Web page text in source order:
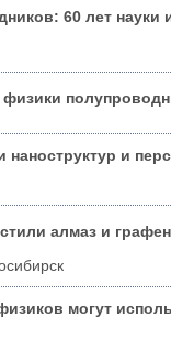
60 лет науки
физики
и
алмаз и
могут